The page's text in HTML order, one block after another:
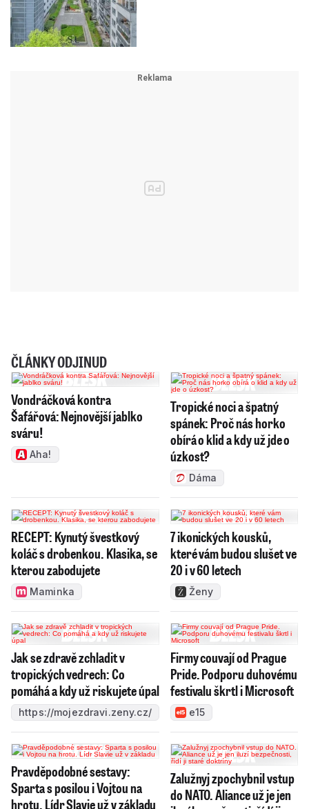
ČLÁNKY ODJINUD
Vondráčková kontra
Šafářová: Nejnovější jablko
sváru!
Aha!
Tropické noci a špatný
spánek: Proč nás horko
obírá o klid a kdy už jde o
úzkost?
Dáma
RECEPT: Kynutý švestkový
koláč s drobenkou. Klasika, se
kterou zabodujete
Maminka
7 ikonických kousků,
které vám budou slušet ve
20 i v 60 letech
Ženy
Jak se zdravě zchladit v
tropických vedrech: Co
pomáhá a kdy už riskujete úpal
https://mojezdravi.zeny.cz/
Firmy couvají od Prague
Pride. Podporu duhovému
festivalu škrtl i Microsoft
e15
Pravděpodobné sestavy:
Sparta s posilou i Vojtou na
hrotu. Lídr Slavie už v základu
Zalužnyj zpochybnil vstup
do NATO. Aliance už je jen